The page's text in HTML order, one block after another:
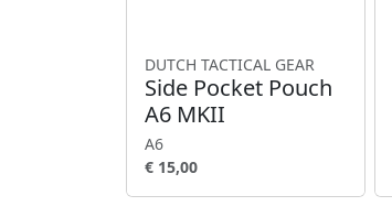
DUTCH TACTICAL GEAR
Side Pocket Pouch
A6 MKII
A6
€ 15,00